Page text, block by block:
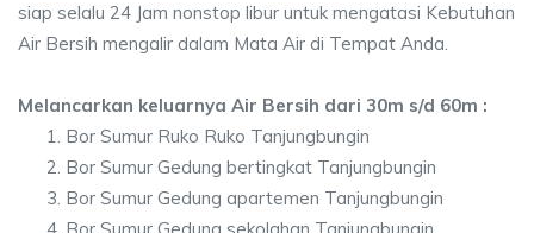
siap selalu 24 Jam nonstop libur untuk mengatasi Kebutuhan
Air Bersih mengalir dalam Mata Air di Tempat Anda.
Melancarkan keluarnya Air Bersih dari 30m s/d 60m :
Bor Sumur Ruko Ruko Tanjungbungin
Bor Sumur Gedung bertingkat Tanjungbungin
Bor Sumur Gedung apartemen Tanjungbungin